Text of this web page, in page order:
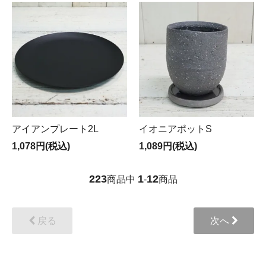
アイアンプレート2L
1,078円(税込)
イオニアポットS
1,089円(税込)
223商品中 1-12商品
戻る 次へ